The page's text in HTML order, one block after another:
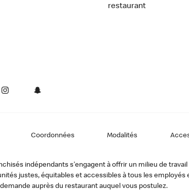
restaurant
Coordonnées Modalités
indépendants s'engagent à offrir un milieu de
justes, équitables et accessibles à tous les
auprès du restaurant auquel vous postulez.